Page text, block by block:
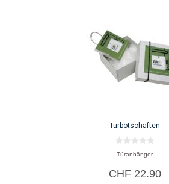
Türbotschaften
0
v
n
5
Türanhänger
CHF22.90